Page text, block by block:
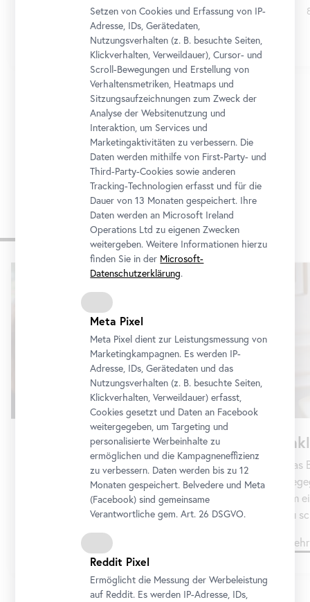
Ticket
1/12
Zum Programmkalender
Museum für alle
Sie planen einen individuellen Museumsbesuch
mit einer Gruppe – wählen Sie aus dem Angebot
und senden Sie uns Ihre Terminanfrage.
um
zu
Setzen von Cookies und Erfassung von IP-
Adresse, IDs, Gerätedaten,
Nutzungsverhalten (z. B. besuchte Seiten,
Klickverhalten, Verweildauer), Cursor- und
Scroll-Bewegungen und Erstellung von
Verhaltensmetriken, Heatmaps und
Sitzungsaufzeichnungen zum Zweck der
Analyse der Websitenutzung und
Interaktion, um Services und
Marketingaktivitäten zu verbessern. Die
Daten werden mithilfe von First-Party- und
Third-Party-Cookies sowie anderen
Tracking-Technologien erfasst und für die
Dauer von 13 Monaten gespeichert. Ihre
Daten werden an Microsoft Ireland
Operations Ltd zu eigenen Zwecken
weitergeben. Weitere Informationen hierzu
finden Sie in der Microsoft-
Datenschutzerklärung.
Meta Pixel
Meta Pixel dient zur Leistungsmessung von
Marketingkampagnen. Es werden IP-
Adresse, IDs, Gerätedaten und das
Nutzungsverhalten (z. B. besuchte Seiten,
Klickverhalten, Verweildauer) erfasst,
Cookies gesetzt und Daten an Facebook
weitergegeben, um Targeting und
personalisierte Werbeinhalte zu
ermöglichen und die Kampagneneffizienz
zu verbessern. Daten werden bis zu 12
Monaten gespeichert. Belvedere und Meta
(Facebook) sind gemeinsame
Verantwortliche gem.Art. 26 DSGVO.
Reddit Pixel
Ermöglicht die Messung der Werbeleistung
auf Reddit. Es werden IP-Adresse, IDs,